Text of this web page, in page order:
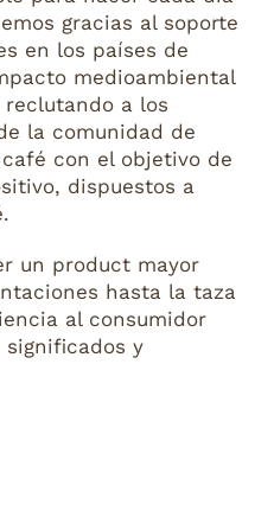
gracias al soporte
en los países de
medioambiental
a los
la comunidad de
con el objetivo de
dispuestos a
un product mayor
hasta la taza
al consumidor
y